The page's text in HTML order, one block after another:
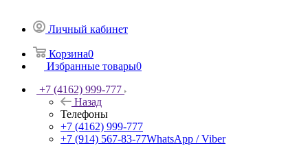
Личный кабинет
Корзина0
Избранные товары0
+7 (4162) 999-777
Назад
Телефоны
+7 (4162) 999-777
+7 (914) 567-83-77WhatsApp / Viber